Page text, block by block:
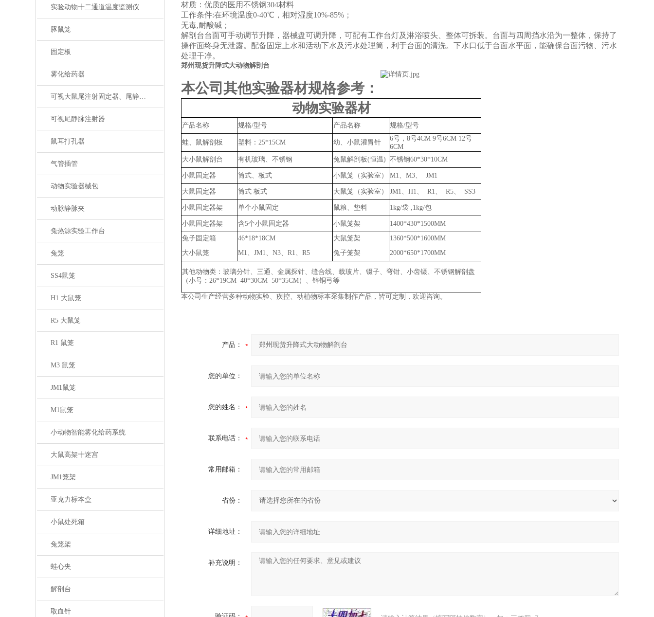
实验动物十二通道温度监测仪
豚鼠笼
固定板
雾化给药器
可视大鼠尾注射固定器、尾静脉注射
可视尾静脉注射器
鼠耳打孔器
气管插管
动物实验器械包
动脉静脉夹
兔热源实验工作台
兔笼
SS4鼠笼
H1 大鼠笼
R5 大鼠笼
R1 鼠笼
M3 鼠笼
JM1鼠笼
M1鼠笼
小动物智能雾化给药系统
大鼠高架十迷宫
JM1笼架
亚克力标本盒
小鼠处死箱
兔笼架
蛙心夹
解剖台
取血针
材质：优质的医用不锈钢304材料
工作条件:在环境温度0-40℃，相对湿度10%-85%；
无毒,耐酸碱；
解剖台台面可手动调节升降，器械盘可调升降，可配有工作台灯及淋浴喷头、整体可拆装。台面与四周挡水沿为一整体，保持了
操作面终身无泄露。配备固定上水和活动下水及污水处理筒，利于台面的清洗。下水口低于台面水平面，能确保台面污物、污水
处理干净。
郑州现货升降式大动物解剖台
本公司其他实验器材规格参考：
动物实验器材
产品名称 规格/型号 产品名称 规格/型号
蛙、鼠解剖板 塑料： 25*15CM 幼、小鼠灌胃针
6号，8号4CM 9号6CM 12号
6CM
大小鼠解剖台
有机玻璃、不锈钢 兔鼠解剖板(恒温) 不锈钢60*30*10CM
小鼠固定器 筒式、板式 小鼠笼（实验室） M1、M3、 JM1
大鼠固定器 筒式 板式 大鼠笼（实验室） JM1、H1、 R1、 R5、 SS3
小鼠固定器架 单个小鼠固定 鼠粮、垫料 1kg/袋 ,1kg/包
小鼠固定器架 含5个小鼠固定器 小鼠笼架
1400*430*1500MM
兔子固定箱
46*18*18CM 大鼠笼架
1360*500*1600MM
大小鼠笼
M1、JM1、N3、R1、R5 兔子笼架 2000*650*1700MM
其他动物类：玻璃分针、三通、金属探针、缝合线、载玻片、镊子、弯钳、小齿镊、不锈钢解剖盘
（小号： 26*19CM 40*30CM 50*35CM）、锌铜弓等
本公司生产经营多种动物实验、疾控、动植物标本采集制作产品，皆可定制，欢迎咨询。
产品：
您的单位：
您的姓名：
联系电话：
常用邮箱：
省份：
详细地址：
补充说明：